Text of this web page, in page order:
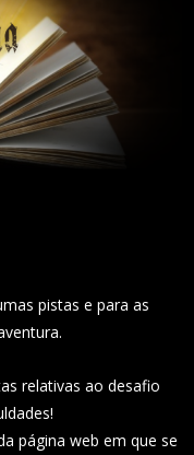
pistas e para as
relativas ao desafio
página web em que se